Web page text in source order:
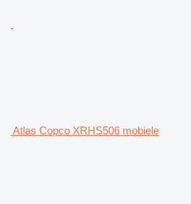
Atlas Copco XRHS506 mobiele